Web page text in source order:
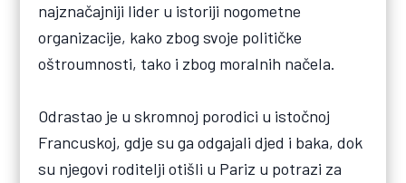
najznačajniji lider u istoriji nogometne
organizacije, kako zbog svoje političke
oštroumnosti, tako i zbog moralnih načela.
Odrastao je u skromnoj porodici u istočnoj
Francuskoj, gdje su ga odgajali djed i baka, dok
su njegovi roditelji otišli u Pariz u potrazi za